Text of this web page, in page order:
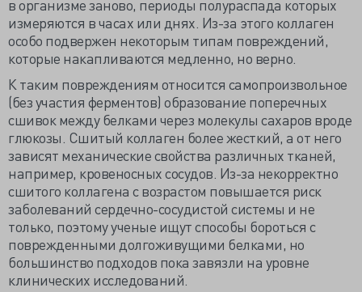
в организме заново, периоды полураспада которых
измеряются в часах или днях. Из-за этого коллаген
особо подвержен некоторым типам повреждений,
которые накапливаются медленно, но верно.
К таким повреждениям относится самопроизвольное
(без участия ферментов) образование поперечных
сшивок между белками через молекулы сахаров вроде
глюкозы. Сшитый коллаген более жесткий, а от него
зависят механические свойства различных тканей,
например, кровеносных сосудов. Из-за некорректно
сшитого коллагена с возрастом повышается риск
заболеваний сердечно-сосудистой системы и не
только, поэтому ученые ищут способы бороться с
поврежденными долгоживущими белками, но
большинство подходов пока завязли на уровне
клинических исследований.